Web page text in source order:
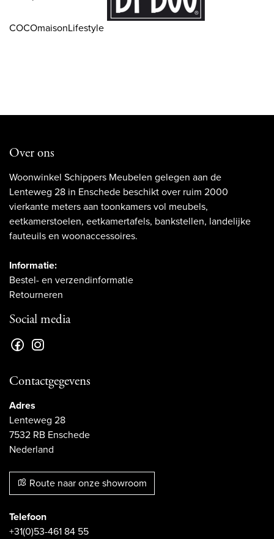
COCOmaisonLifestyle
Over ons
Woonwinkel Schippers Meubelen gelegen aan de
Lenteweg 28 in Enschede beschikt over ruim 2000
vierkante meters aan toonkamers vol meubels,
eetkamerstoelen, eetkamertafels, bankstellen, landelijke
fauteuils en woonaccessoires.
Informatie:
Bestel- en verzendinformatie
Retourneren
Social media
Contactgegevens
Adres
Lenteweg 28
7532 RB Enschede
Nederland
Route naar onze showroom
Telefoon
+31(0)53-461 84 55